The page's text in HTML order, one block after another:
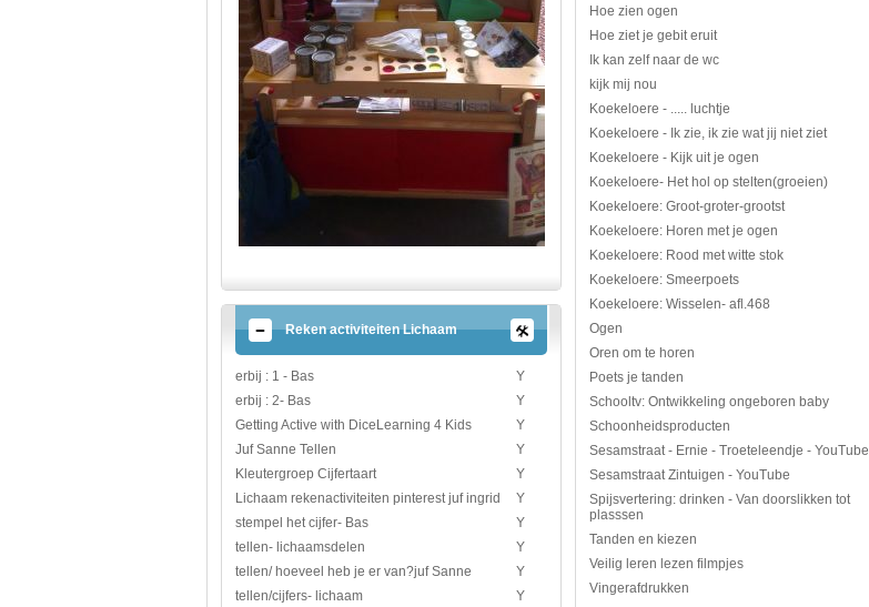
Reken activiteiten Lichaam
erbij : 1 - Bas
Y
erbij : 2- Bas
Y
Getting Active with DiceLearning 4 Kids
Y
Juf Sanne Tellen
Y
Kleutergroep Cijfertaart
Y
Lichaam rekenactiviteiten pinterest juf ingrid
Y
stempel het cijfer- Bas
Y
tellen- lichaamsdelen
Y
tellen/ hoeveel heb je er van?juf Sanne
Y
tellen/cijfers- lichaam
Y
Hoe zien ogen
Hoe ziet je gebit eruit
Ik kan zelf naar de wc
kijk mij nou
Koekeloere - ..... luchtje
Koekeloere - Ik zie, ik zie wat jij niet ziet
Koekeloere - Kijk uit je ogen
Koekeloere- Het hol op stelten(groeien)
Koekeloere: Groot-groter-grootst
Koekeloere: Horen met je ogen
Koekeloere: Rood met witte stok
Koekeloere: Smeerpoets
Koekeloere: Wisselen- afl.468
Ogen
Oren om te horen
Poets je tanden
Schooltv: Ontwikkeling ongeboren baby
Schoonheidsproducten
Sesamstraat - Ernie - Troeteleendje - YouTube
Sesamstraat Zintuigen - YouTube
Spijsvertering: drinken - Van doorslikken tot
plasssen
Tanden en kiezen
Veilig leren lezen filmpjes
Vingerafdrukken